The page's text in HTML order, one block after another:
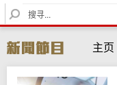
S
e
r
c
h
主页